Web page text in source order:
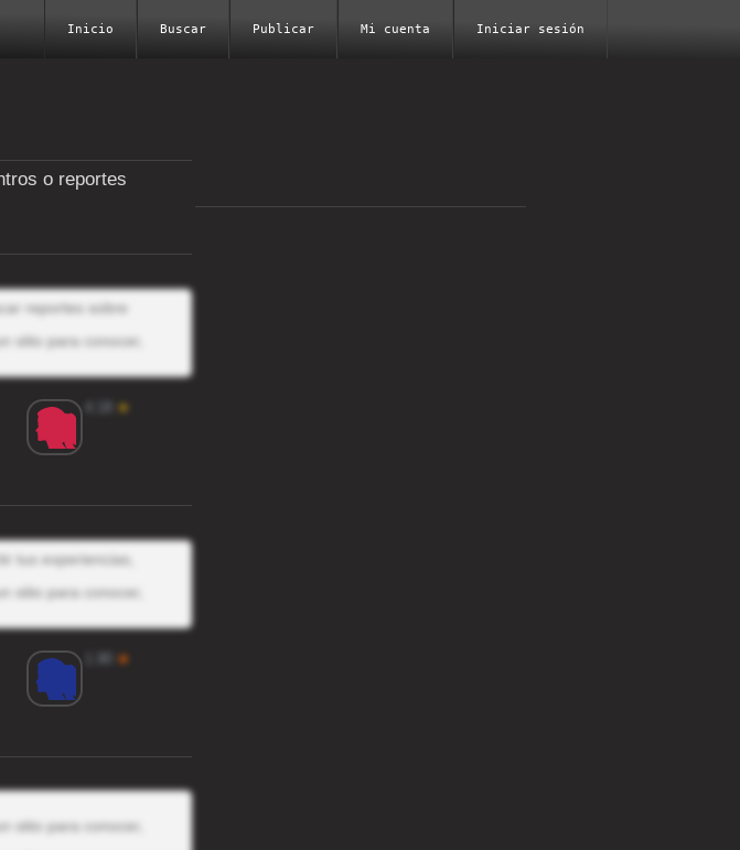
Inicio Buscar Publicar Mi cuenta Iniciar sesión
o reportes
reportes sobre
sitio para conocer,
★
tus experiencias,
sitio para conocer,
★
sitio para conocer,